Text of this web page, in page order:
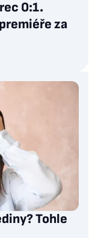
0:1.
za
Tohle